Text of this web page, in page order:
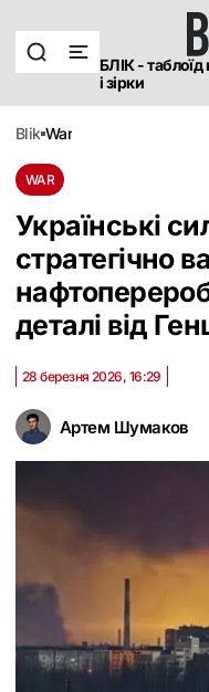
БЛІК -
і зірки
blik war
WAR
Українські
стратегічно
деталі від
Артем Шумаков
28 березня 2026, 16:29